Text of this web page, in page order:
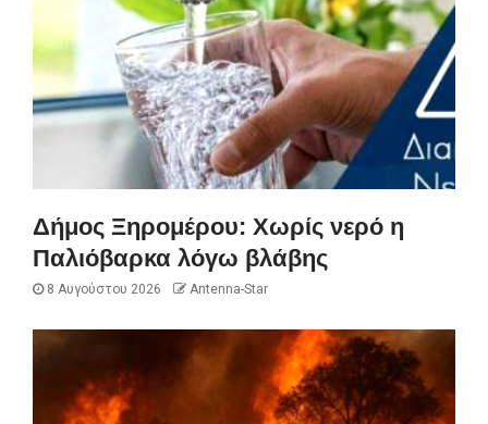
Δήμος Ξηρομέρου: Χωρίς νερό η
Παλιόβαρκα λόγω βλάβης
8 Αυγούστου 2026 Antenna-Star